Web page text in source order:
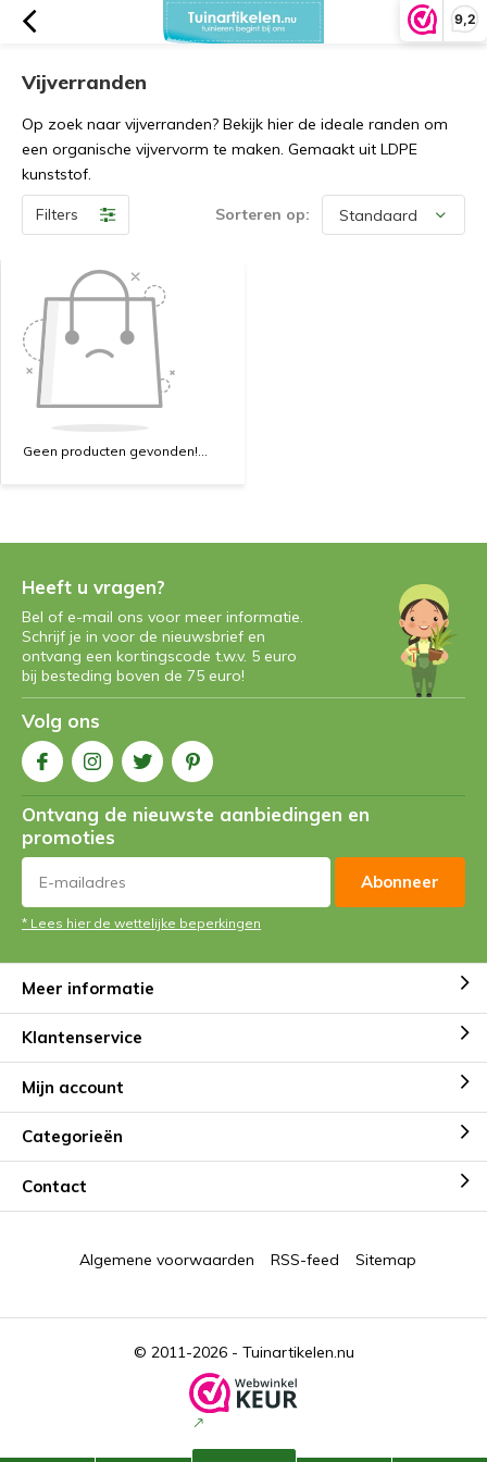
9,2
Vijverranden
Op zoek naar vijverranden? Bekijk hier de ideale randen om
een organische vijvervorm te maken. Gemaakt uit LDPE
kunststof.
Filters Sorteren op:
Geen producten gevonden!...
Heeft u vragen?
Bel of e-mail ons voor meer informatie.
Schrijf je in voor de nieuwsbrief en
ontvang een kortingscode t.w.v. 5 euro
bij besteding boven de 75 euro!
Volg ons
Ontvang de nieuwste aanbiedingen en
promoties
Abonneer
* Lees hier de wettelijke beperkingen
Meer informatie
Klantenservice
Mijn account
Categorieën
Contact
© 2011-2026 - Tuinartikelen.nu
Algemene voorwaarden RSS-feed Sitemap